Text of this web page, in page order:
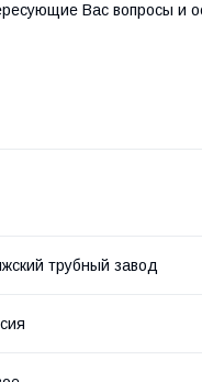
Вас вопросы и
трубный завод